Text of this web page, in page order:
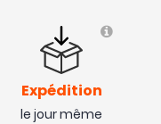
Expédition
le jour même